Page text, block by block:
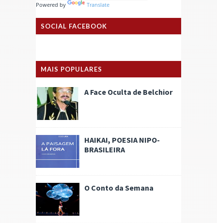
Powered by Translate
SOCIAL FACEBOOK
MAIS POPULARES
A Face Oculta de Belchior
HAIKAI, POESIA NIPO-
BRASILEIRA
O Conto da Semana